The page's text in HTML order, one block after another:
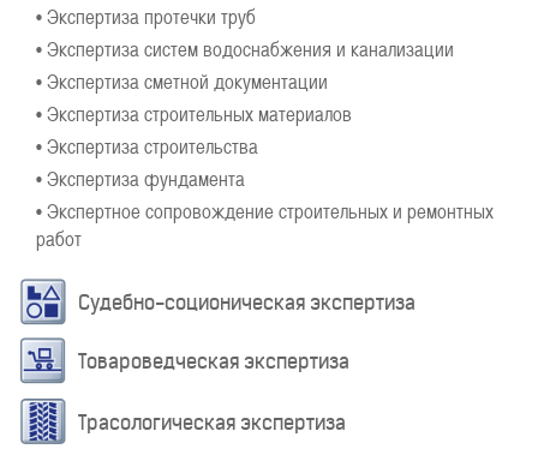
• Экспертиза протечки труб
• Экспертиза систем водоснабжения и канализации
• Экспертиза сметной документации
• Экспертиза строительных материалов
• Экспертиза строительства
• Экспертиза фундамента
• Экспертное сопровождение строительных и ремонтных
работ
Судебно-соционическая экспертиза
Товароведческая экспертиза
Трасологическая экспертиза